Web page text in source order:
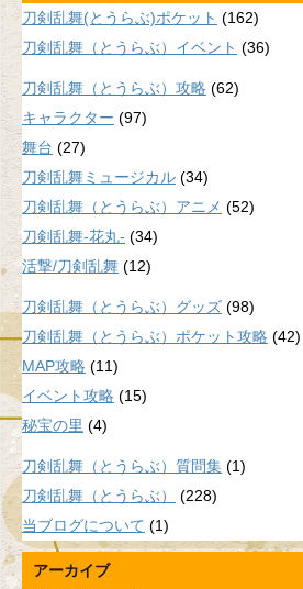
刀剣乱舞(とうらぶ)ポケット (162)
刀剣乱舞（とうらぶ）イベント (36)
刀剣乱舞（とうらぶ）攻略 (62)
キャラクター (97)
舞台 (27)
刀剣乱舞ミュージカル (34)
刀剣乱舞（とうらぶ）アニメ (52)
刀剣乱舞-花丸- (34)
活撃/刀剣乱舞 (12)
刀剣乱舞（とうらぶ）グッズ (98)
刀剣乱舞（とうらぶ）ポケット攻略 (42)
MAP攻略 (11)
イベント攻略 (15)
秘宝の里 (4)
刀剣乱舞（とうらぶ）質問集 (1)
刀剣乱舞（とうらぶ）
(228)
当ブログについて (1)
アーカイブ